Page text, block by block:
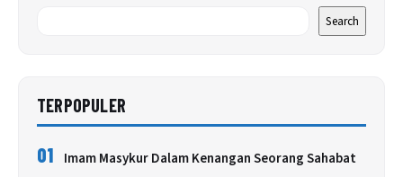
Search
TERPOPULER
01 Imam Masykur Dalam Kenangan Seorang Sahabat